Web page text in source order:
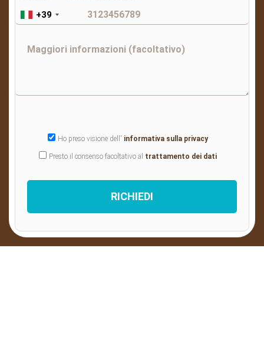
+39
Ho preso visione dell' informativa sulla privacy
Presto il consenso facoltativo al trattamento dei dati